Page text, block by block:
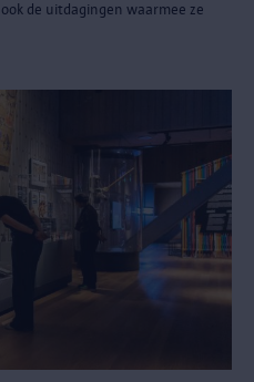
de uitdagingen waarmee ze